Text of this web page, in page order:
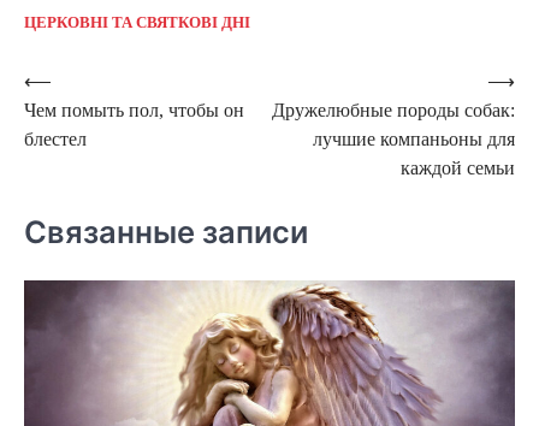
ЦЕРКОВНІ ТА СВЯТКОВІ ДНІ
Навигация
по
⟵
Чем помыть пол, чтобы он
блестел
Дружелюбные породы собак:
лучшие компаньоны для
каждой семьи
⟶
Связанные записи